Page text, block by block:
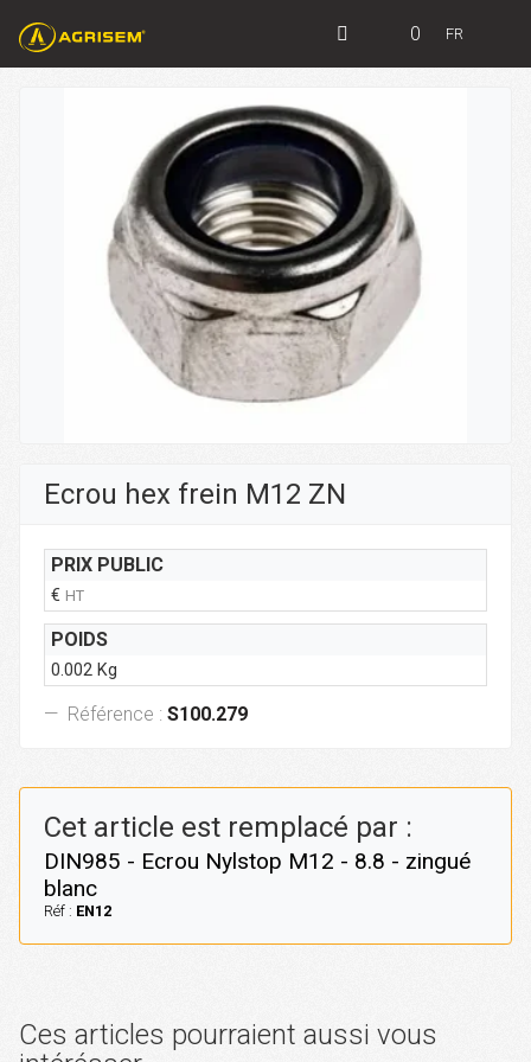
0 FR
Ecrou hex frein M12 ZN
PRIX PUBLIC
€ HT
POIDS
0.002 Kg
Référence : S100.279
Cet article est remplacé par :
DIN985 - Ecrou Nylstop M12 - 8.8 - zingué
blanc
Réf : EN12
Ces articles pourraient aussi vous